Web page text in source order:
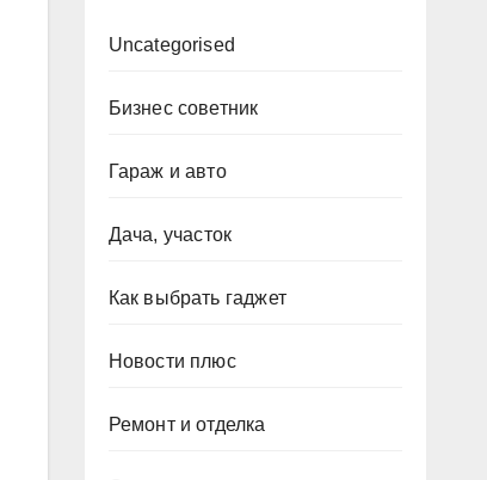
Uncategorised
Бизнес советник
Гараж и авто
Дача, участок
Как выбрать гаджет
Новости плюс
Ремонт и отделка